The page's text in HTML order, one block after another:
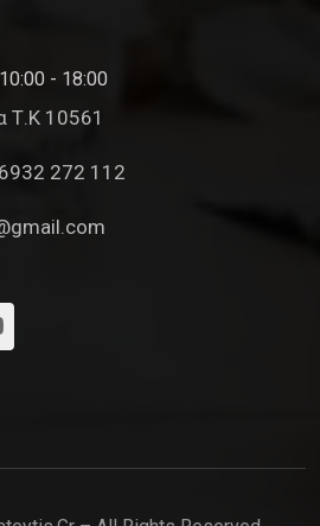
- 18:00
Τ.Κ 10561
272 112